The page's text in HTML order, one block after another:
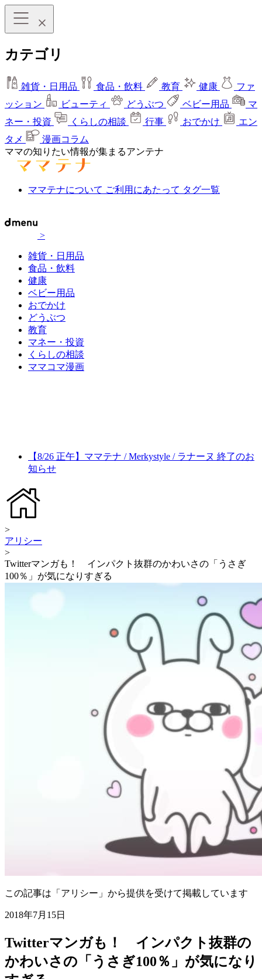
カテゴリ
雑貨・日用品 食品・飲料 教育 健康
ファ
ッション
ビューティ どうぶつ ベビー用品
マ
ネー・投資
くらしの相談 行事 おでかけ
エン
タメ
漫画コラム
ママの知りたい情報が集まるアンテナ
ママテナについて ご利用にあたって タグ一覧
>
雑貨・日用品
食品・飲料
健康
ベビー用品
おでかけ
どうぶつ
教育
マネー・投資
くらしの相談
ママコマ漫画
【8/26 正午】ママテナ / Merkystyle / ラナーヌ 終了のお
知らせ
>
アリシー
>
Twitterマンガも！ インパクト抜群のかわいさの「うさぎ
100％」が気になりすぎる
この記事は「アリシー」から提供を受けて掲載しています
2018年7月15日
Twitterマンガも！ インパクト抜群の
かわいさの「うさぎ100％」が気になり